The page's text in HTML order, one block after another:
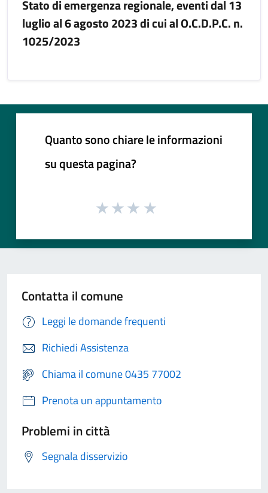
Stato di emergenza regionale, eventi dal 13
luglio al 6 agosto 2023 di cui al O.C.D.P.C. n.
1025/2023
Quanto sono chiare le informazioni
su questa pagina?
Contatta il comune
Leggi le domande frequenti
Richiedi Assistenza
Chiama il comune 0435 77002
Prenota un appuntamento
Problemi in città
Segnala disservizio